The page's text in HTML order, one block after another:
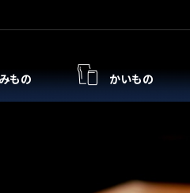
もの かいもの